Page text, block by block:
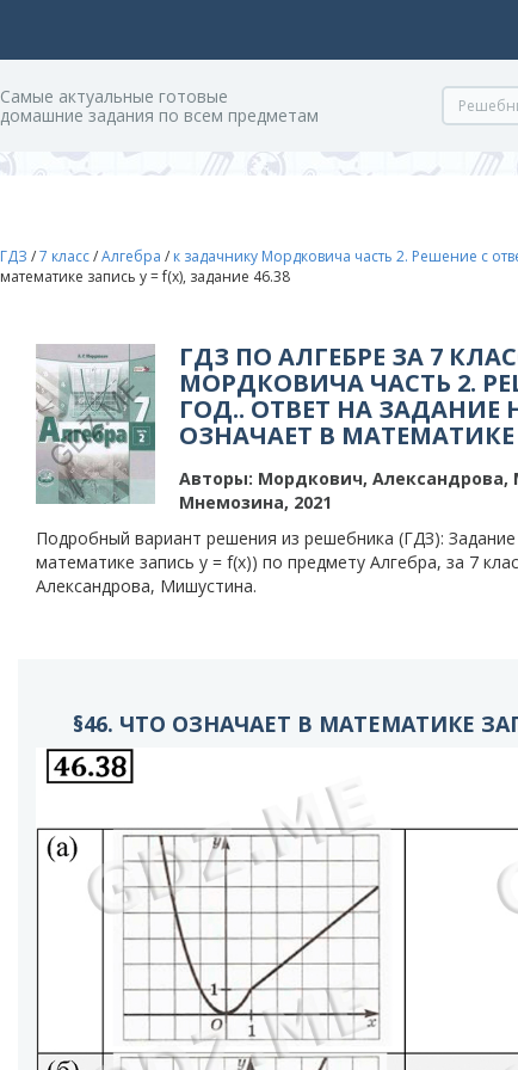
Cамые актуальные готовые
домашние задания по всем предметам
ГДЗ /7 класс/Алгебра / к задачнику Мордковича часть 2. Решение с
математике запись у = f(x), задание 46.38
ГДЗ ПО АЛГЕБРЕ ЗА 7
МОРДКОВИЧА ЧАСТЬ 2.
ГОД.. ОТВЕТ НА ЗАДАНИЕ
ОЗНАЧАЕТ В МАТЕМАТИКЕ
Авторы: Мордкович,
Мнемозина, 2021
Подробный вариант решения из решебника (ГДЗ):
математике запись у = f(x)) по предмету Алгебра, за 7
Александрова, Мишустина.
§46. ЧТО ОЗНАЧАЕТ В МАТЕМАТИКЕ